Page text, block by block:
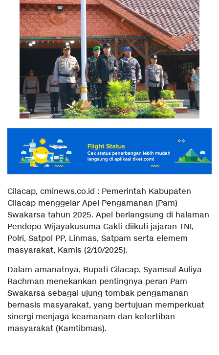
Cilacap, cminews.co.id : Pemerintah Kabupaten
Cilacap menggelar Apel Pengamanan (Pam)
Swakarsa tahun 2025. Apel berlangsung di halaman
Pendopo Wijayakusuma Cakti diikuti jajaran TNI,
Polri, Satpol PP, Linmas, Satpam serta elemem
masyarakat, Kamis (2/10/2025).
Dalam amanatnya, Bupati Cilacap, Syamsul Auliya
Rachman menekankan pentingnya peran Pam
Swakarsa sebagai ujung tombak pengamanan
bernasis masyarakat, yang bertujuan memperkuat
sinergi menjaga keamanam dan ketertiban
masyarakat (Kamtibmas).